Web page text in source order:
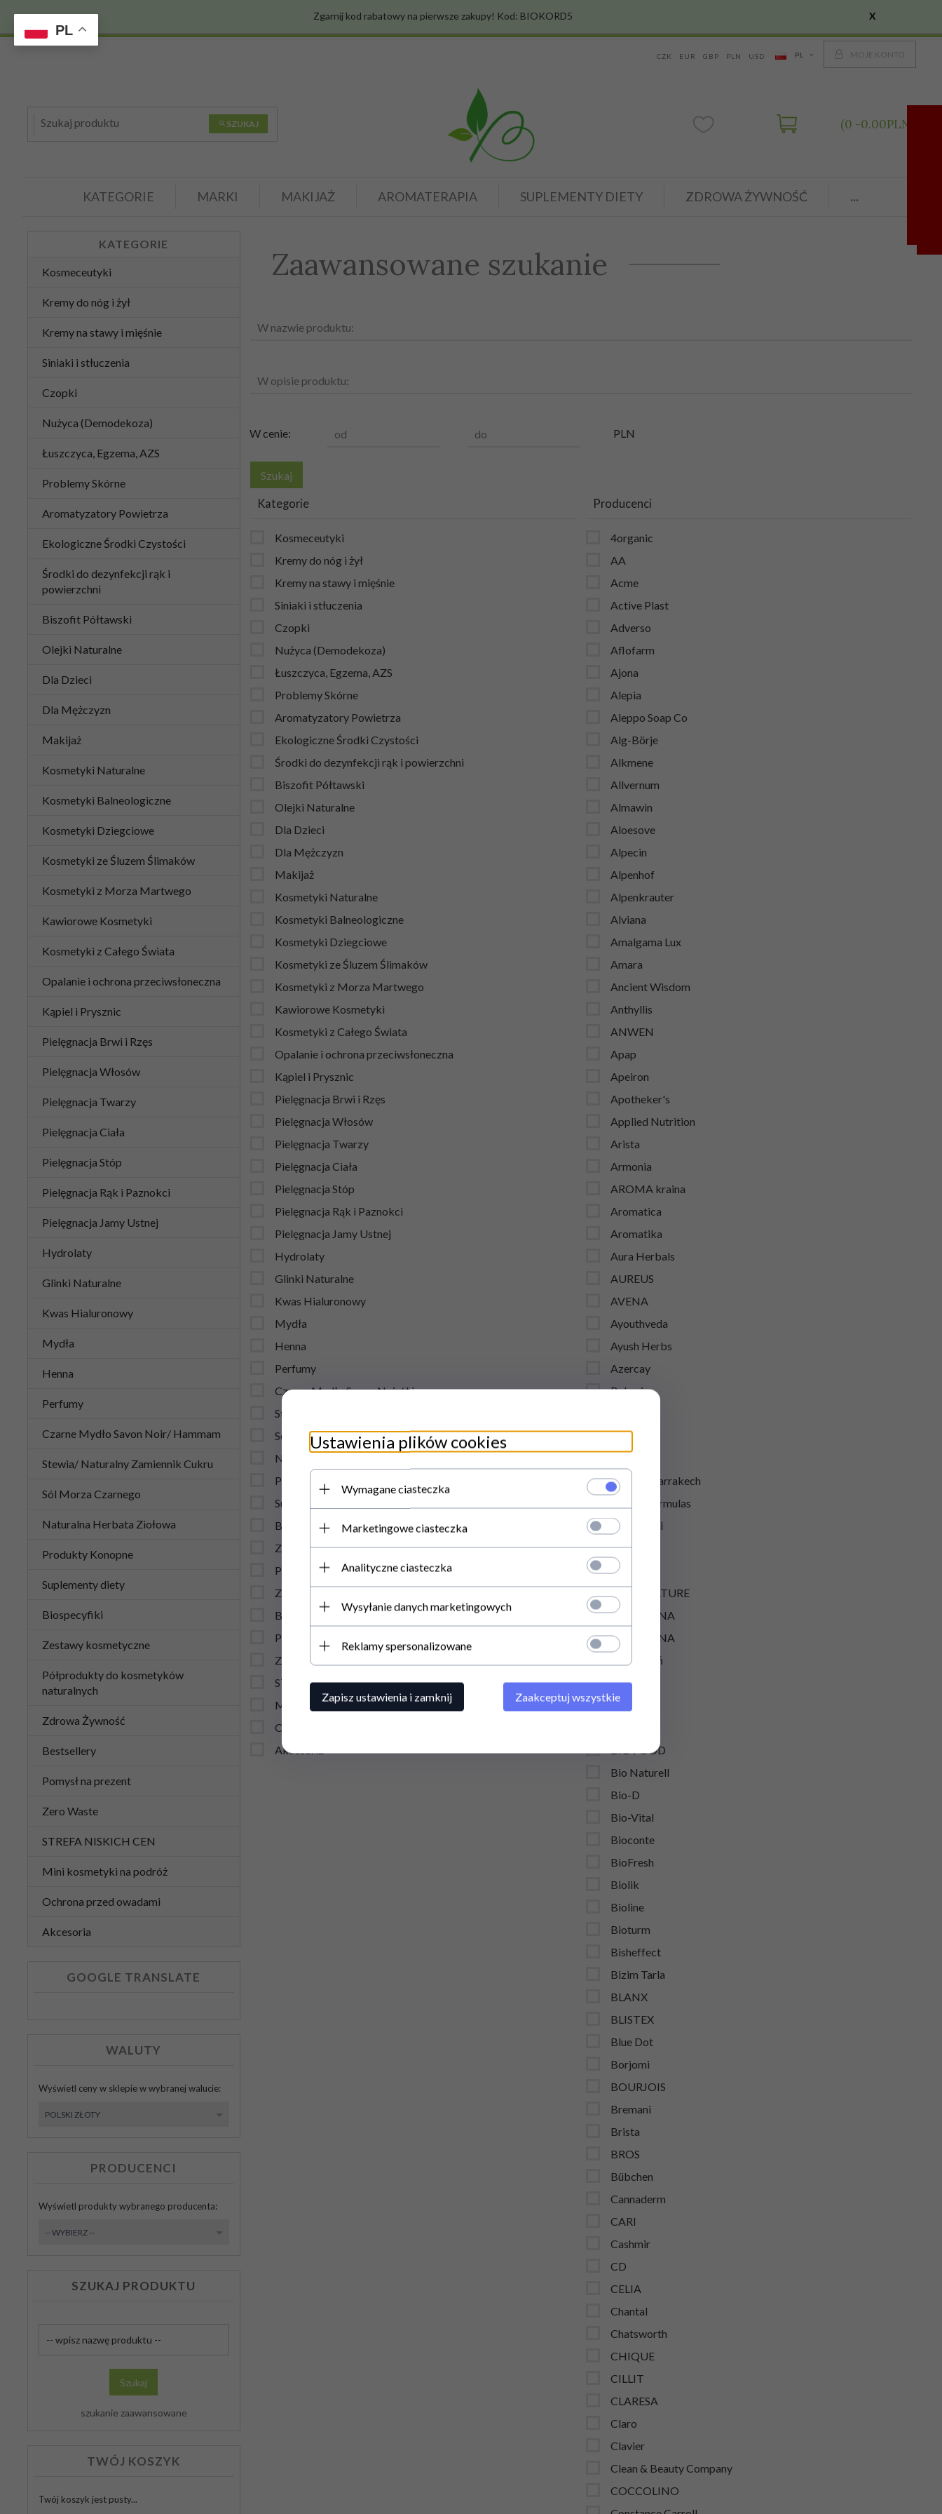
Zgarnij kod rabatowy na pierwsze zakupy! Kod: BIOKORD5 X
CZK EUR GBP PLN USD PL MOJE KONTO
SZUKAJ 0 0.00PLN
KATEGORIE MARKI MAKIJAŻ AROMATERAPIA SUPLEMENTY DIETY ZDROWA ŻYWNOŚĆ ...
KATEGORIE
Kosmeceutyki
Kremy do nóg i żył
Kremy na stawy i mięśnie
Siniaki i stłuczenia
Czopki
Nużyca (Demodekoza)
Łuszczyca, Egzema, AZS
Problemy Skórne
Aromatyzatory Powietrza
Ekologiczne Środki Czystości
Środki do dezynfekcji rąk i
powierzchni
Biszofit Półtawski
Olejki Naturalne
Dla Dzieci
Dla Mężczyzn
Makijaż
Kosmetyki Naturalne
Kosmetyki Balneologiczne
Kosmetyki Dziegciowe
Kosmetyki ze Śluzem Ślimaków
Kosmetyki z Morza Martwego
Kawiorowe Kosmetyki
Kosmetyki z Całego Świata
Opalanie i ochrona przeciwsłoneczna
Kąpiel i Prysznic
Pielęgnacja Brwi i Rzęs
Pielęgnacja Włosów
Pielęgnacja Twarzy
Pielęgnacja Ciała
Pielęgnacja Stóp
Pielęgnacja Rąk i Paznokci
Pielęgnacja Jamy Ustnej
Hydrolaty
Glinki Naturalne
Kwas Hialuronowy
Mydła
Henna
Perfumy
Czarne Mydło Savon Noir/ Hammam
Stewia/ Naturalny Zamiennik Cukru
Sól Morza Czarnego
Naturalna Herbata Ziołowa
Produkty Konopne
Suplementy diety
Biospecyfiki
Zestawy kosmetyczne
Półprodukty do kosmetyków
naturalnych
Zdrowa Żywność
Bestsellery
Pomysł na prezent
Zero Waste
STREFA NISKICH CEN
Mini kosmetyki na podróż
Ochrona przed owadami
Akcesoria
GOOGLE TRANSLATE
WALUTY
Wyświetl ceny w sklepie w wybranej walucie:
POLSKI ZŁOTY
PRODUCENCI
Wyświetl produkty wybranego producenta:
-- WYBIERZ --
SZUKAJ PRODUKTU
produktu
Szukaj
szukanie zaawansowane
TWÓJ KOSZYK
Twój koszyk jest pusty...
Zaawansowane szukanie
W nazwie produktu:
W opisie produktu:
W cenie: od do PLN
Kategorie
Kosmeceutyki
Kremy do nóg i żył
Kremy na stawy i mięśnie
Siniaki i stłuczenia
Czopki
Nużyca (Demodekoza)
Łuszczyca, Egzema, AZS
Problemy Skórne
Aromatyzatory Powietrza
Ekologiczne Środki Czystości
Środki do dezynfekcji rąk i powierzchni
Biszofit Półtawski
Olejki Naturalne
Dla Dzieci
Dla Mężczyzn
Makijaż
Kosmetyki Naturalne
Kosmetyki Balneologiczne
Kosmetyki Dziegciowe
Kosmetyki ze Śluzem Ślimaków
Kosmetyki z Morza Martwego
Kawiorowe Kosmetyki
Kosmetyki z Całego Świata
Opalanie i ochrona przeciwsłoneczna
Kąpiel i Prysznic
Pielęgnacja Brwi i Rzęs
Pielęgnacja Włosów
Pielęgnacja Twarzy
Pielęgnacja Ciała
Pielęgnacja Stóp
Pielęgnacja Rąk i Paznokci
Pielęgnacja Jamy Ustnej
Hydrolaty
Glinki Naturalne
Kwas Hialuronowy
Mydła
Henna
Perfumy
Czarne Mydło Savon Noir/ Hammam
Stewia/ Naturalny Zamiennik Cukru
Sól Morza Czarnego
Naturalna Herbata Ziołowa
Produkty Konopne
Suplementy diety
Biospecyfiki
Zestawy kosmetyczne
Półprodukty do kosmetyków naturalnych
Zdrowa Żywność
Bestsellery
Pomysł na prezent
Zero Waste
STREFA NISKICH CEN
Mini kosmetyki na podróż
Ochrona przed owadami
Akcesoria
Producenci
4organic
AA
Acme
Active Plast
Adverso
Aflofarm
Ajona
Alepia
Aleppo Soap Co
Alg-Börje
Alkmene
Allvernum
Almawin
Aloesove
Alpecin
Alpenhof
Alpenkrauter
Alviana
Amalgama Lux
Amara
Ancient Wisdom
Anthyllis
ANWEN
Apap
Apeiron
Apotheker's
Applied Nutrition
Arista
Armonia
AROMA kraina
Aromatica
Aromatika
Aura Herbals
AUREUS
AVENA
Ayouthveda
Ayush Herbs
Azercay
Babaria
Ban Labs
Beaute Marrakech
Beauty Formulas
Beauty Kei
Bebevisa
BELL
BELLE NATURE
BEN&ANNA
BEN&ANNA
Biały Jeleń
Bielenda
Bigood
BIO FOOD
Bio Naturell
Bio-D
Bio-Vital
Bioconte
BioFresh
Biolik
Bioline
Bioturm
Bisheffect
Bizim Tarla
BLANX
BLISTEX
Blue Dot
Borjomi
BOURJOIS
Bremani
Brista
BROS
Bübchen
Cannaderm
CARI
Cashmir
CD
CELIA
Chantal
Chatsworth
CHIQUE
CILLIT
CLARESA
Claro
Clavier
Clean & Beauty Company
COCCOLINO
Ustawienia plików cookies
Wymagane ciasteczka
Marketingowe ciasteczka
Analityczne ciasteczka
Wysyłanie danych marketingowych
Reklamy spersonalizowane
Zapisz ustawienia i zamknij Zaakceptuj wszystkie
PL